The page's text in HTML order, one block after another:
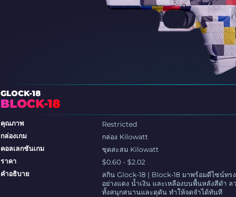
GLOCK-18
BLOCK-18
คุณภาพ
Restricted
กล่องเกม
กล่อง Kilowatt
คอลเลกชันเกม
ชุดสะสม Kilowatt
ราคา
$0.60 - $2.02
คำอธิบาย
สกิน Glock-18 | Block-18 มาพร้อมดีไซน์ท
อย่างแดง น้ำเงิน และเหลืองบนพื้นหลังสีดำ
ทั้งสนุกสนานและดุดัน ทำให้จดจำได้ทันที